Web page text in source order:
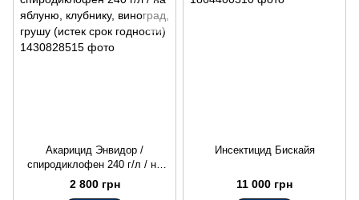
Акарицид Энвидор /
спиродиклофен 240 г/л / на
яблуню, клубнику, виноград,
грушу (истек срок годности)
2 800 грн
Инсектицид Бискайя
11 000 грн